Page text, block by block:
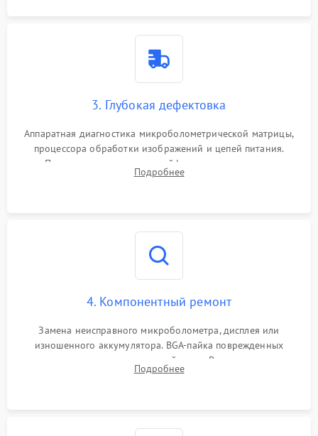
3. Глубокая дефектовка
Аппаратная диагностика микроболометрической матрицы,
процессора обработки изображений и цепей питания.
Проверка целостности шлейфов, модуля памяти и
интерфейсов связи. Выявление сгоревших SMD-компонентов
Подробнее
4. Компонентный ремонт
Замена неисправного микроболометра, дисплея или
изношенного аккумулятора. BGA-пайка поврежденных
контроллеров на материнской плате. Восстановление
разъемов и кнопок, замена поврежденных элементов
Подробнее